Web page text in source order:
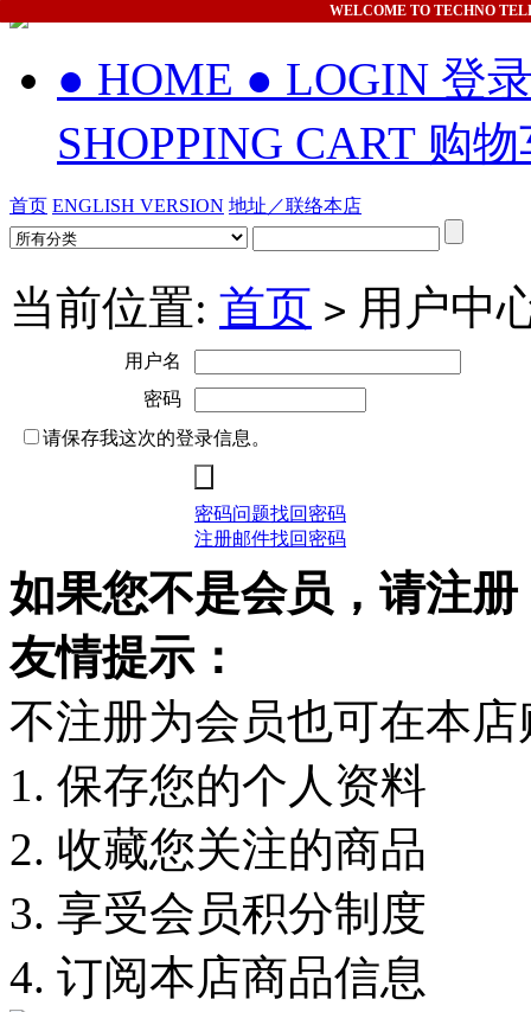
WELCOME TO TECHNO
● HOME ● LOGIN 登
SHOPPING CART 购
首页 ENGLISH VERSION 地址／联络本店
当前位置: 首页 > 用户中
用户名
密码
请保存我这次的登录信息。
密码问题找回密码
注册邮件找回密码
如果您不是会员，请注册
友情提示：
不注册为会员也可在本
1. 保存您的个人资料
2. 收藏您关注的商品
3. 享受会员积分制度
4. 订阅本店商品信息